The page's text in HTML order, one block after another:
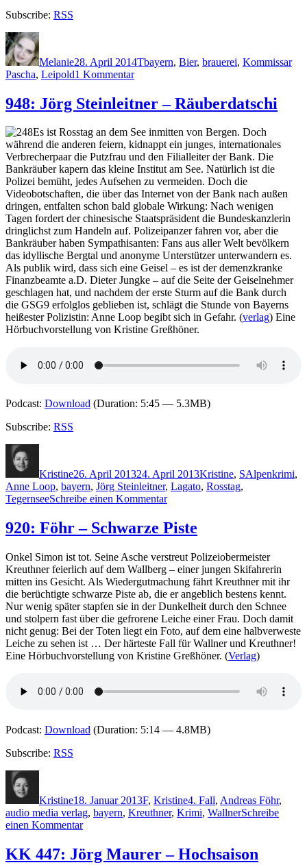
Subscribe: RSS
Autor
Melanie28. April 2014Tbayern, Bier, brauerei, Kommissar
Pascha, Leipold1 Kommentarzu
Turhan
Bierleichen
948: Jörg Steinleitner – Räuberdatschi
Es ist Rosstag an dem See inmitten von Bergen. Doch
während die anderen feiern, kidnappt ein junges, internationales
Verbrecherpaar die Putzfrau und den Filialleiter der Bank. Die
Bankräuber kapern das kleine Institut am See. Natürlich ist die
Polizei bemüht, jedes Aufsehen zu vermeiden. Doch die
Videobotschaften, die über das Internet von der Bank nach außen
dringen, entfalten schon bald globale Wirkung: Nach wenigen
Tagen fordert der chinesische Staatspräsident die Bundeskanzlerin
dringlichst zum Handeln auf. Polizeipanzer fahren vor, aber die
Bankräuber haben Sympathisanten: Fans aus aller Welt bevölkern
das idyllische Bergtal und anonyme Unterstützer unterwandern es.
Als publik wird, dass sich eine Geisel – es ist der demenzkranke
Finanzbeamte a.D. Dieter Jungke – auf die Seite der Geiselnehmer
geschlagen hat, und nachdem der erste Sturm auf die Bank durch
die GSG9 erfolglos geblieben ist, schlägt die Stunde von Bayerns
heißester Polizistin: Anne Loop begibt sich in Gefahr. (verlag) Eine
Hörbuchvorstellung von Kristine Greßhöner.
Podcast: Download (Duration: 5:45 — 5.3MB)
Subscribe: RSS
Kristine26. April 201324. April 2013Kristine, SAlpenkrimi,
Anne Loop, bayern, Jörg Steinleitner, Lagato, Rosstag,
TegernseeSchreibe einen Kommentarzu
Jörg
Steinleitner
Räuberdatschi
920: Föhr – Schwarze Piste
Onkel Simon ist tot. Seine Asche verstreut Polizeiobermeister
Kreuthner feierlich auf dem Wallberg – einer jungen Skifahrerin
mitten ins Gesicht. Als Wiedergutmachung fährt Kreuthner mit ihr
die berüchtigte schwarze Piste ab, die er angeblich bestens kennt.
Nur wenig später stapfen sie in der Dunkelheit durch den Schnee
und stolpern fast über die gefrorene Leiche einer Frau. Doch damit
nicht genug: Bei der Toten liegt ein Foto, auf dem eine halbverweste
Leiche zu sehen ist … Der härteste Fall für Wallner und Kreuthner!
Eine Hörbuchvorstellung von Kristine Greßhöner. (Verlag)
Podcast: Download (Duration: 5:14 — 4.8MB)
Subscribe: RSS
Kristine18. Januar 2013F, Kristine4. Fall, Andreas Föhr,
audio media verlag, bayern, Kreuthner, Krimi, WallnerSchreibe
einen Kommentarzu
Föhr
–
KK 447: Jörg Maurer – Hochsaison